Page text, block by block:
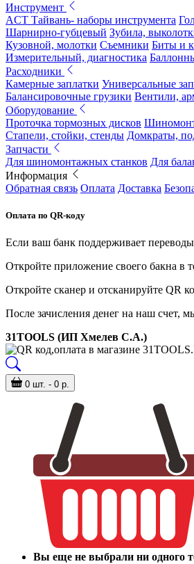
Инструмент
ACT Тайвань- наборы инструмента
Шарнирно-губцевый Зубила,
Кузовной, молотки Съемники Биты и
Измерительный, диагностика
Расходники
Камерные заплатки Универсальные
Балансировочные грузики Вентили,
Оборудование
Проточка тормозных дисков
Стапели, стойки, стенды Домкраты,
Запчасти
Для шиномонтажных станков Для
Информация
Обратная связь Оплата Доставка
Оплата по QR-коду
Если ваш банк поддерживает
Откройте приложение своего бакна в
Откройте сканер и отсканируйте QR
После зачисления денег на наш счет,
31TOOLS (ИП Хмелев С.А.)
0 шт. - 0 р.
Вы еще не выбрали ни одного